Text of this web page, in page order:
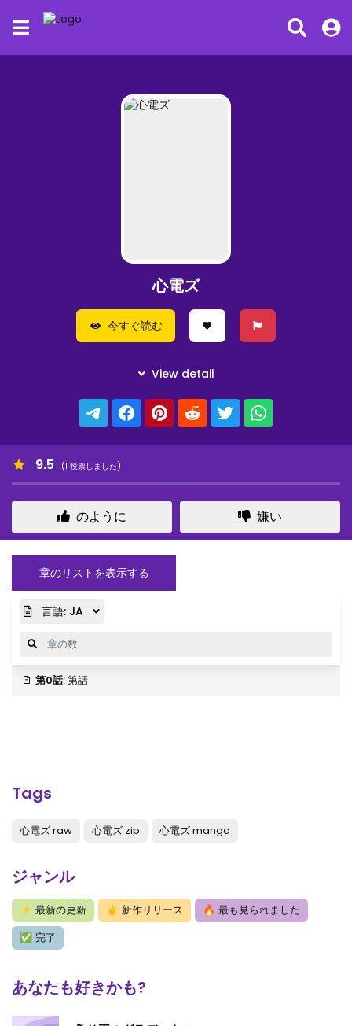
心電ズ
今すぐ読む
9.5 (1 投票しました)
のように 嫌い
章のリストを表示する
言語: JA
第0話: 第話
Tags
心電ズ raw 心電ズ zip 心電ズ manga
ジャンル
⚡ 最新の更新 ✌ 新作リリース 🔥 最も見られました
✅ 完了
あなたも好きかも?